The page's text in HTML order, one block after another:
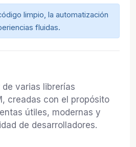
limpio, la automatización
fluidas.
varias librerías
creadas con el propósito
útiles, modernas y
de desarrolladores.